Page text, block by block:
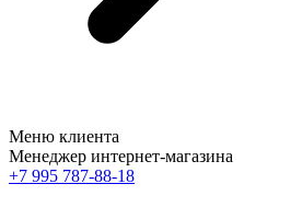
Меню клиента
Менеджер интернет-магазина
+7 995 787-88-18